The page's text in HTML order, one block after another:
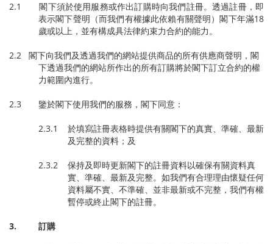
2.1 閣下須於使用服務或作出訂購時向我們註冊。透過註冊，即
表示閣下聲明（而我們有權據此依賴有關聲明）閣下年滿18
歲或以上，並有構成具法律約束力合約的能力。
2.2 閣下向我們及透過我們的網站提供商品的所有供應商聲明，閣
下透過我們的網站所作出的所有訂購將於閣下訂立合約的權
力範圍內進行。
2.3 鑒於閣下使用我們的服務，閣下同意：
2.3.1 於填寫註冊表格時提供有關閣下的真實、準確、最新
及完整的資料；及
2.3.2 保持及即時更新閣下的註冊資料以確保有關資料真
實、準確、最新及完整。如我們有合理理由懷疑任何
資料屬不實、不準確、並非最新或不完整，我們有權
暫停或終止閣下的註冊。
3. 訂購